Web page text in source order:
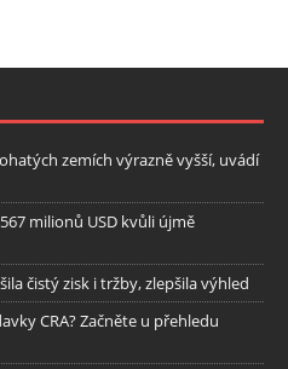
zemích výrazně vyšší, uvádí
milionů USD kvůli újmě
čistý zisk i tržby, zlepšila výhled
CRA? Začněte u přehledu